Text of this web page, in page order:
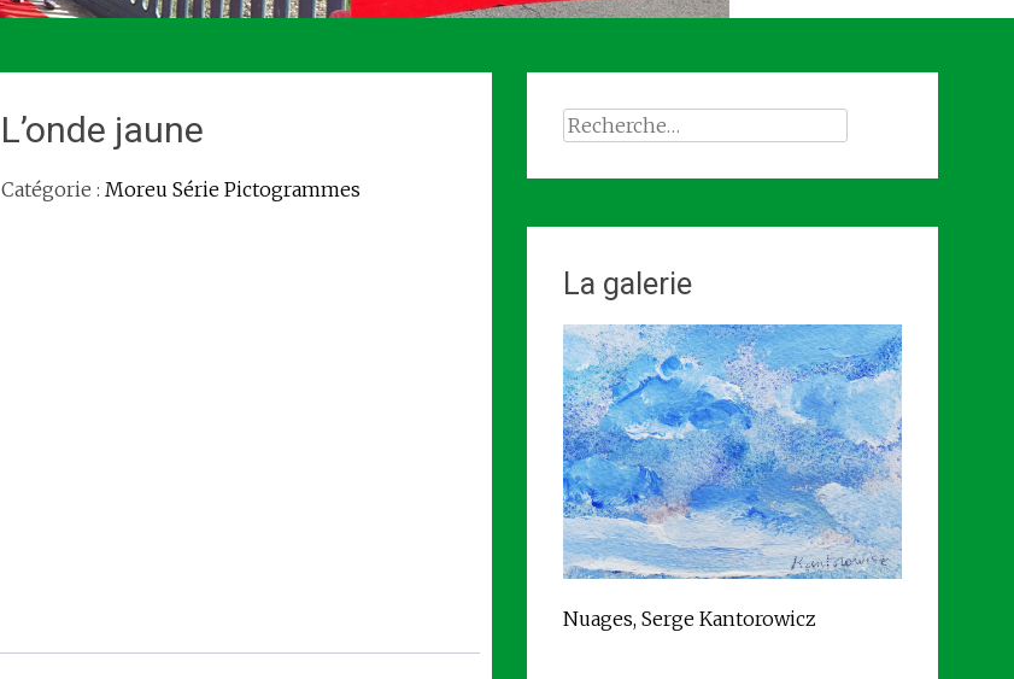
L’onde jaune
Catégorie : Moreu Série Pictogrammes
Rechercher :
La galerie
Nuages, Serge Kantorowicz